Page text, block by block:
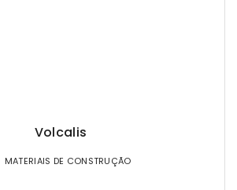
Volcalis
MATERIAIS DE CONSTRUÇÃO